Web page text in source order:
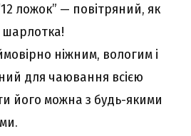
ложок” — повітряний, як
шарлотка!
ніжним, вологим і
для чаювання всією
його можна з будь-якими